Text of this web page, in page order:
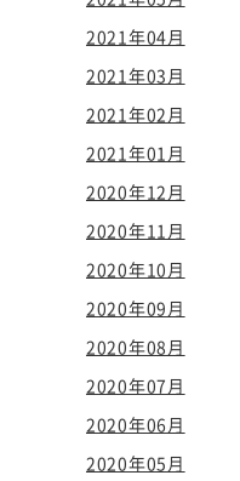
2021年04月
2021年03月
2021年02月
2021年01月
2020年12月
2020年11月
2020年10月
2020年09月
2020年08月
2020年07月
2020年06月
2020年05月